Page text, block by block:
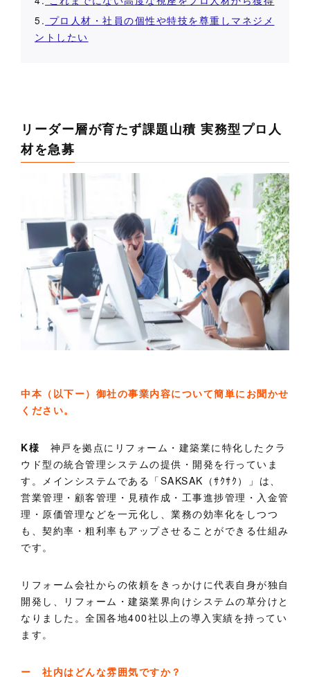
5. プロ人材・社員の個性や特技を尊重しマネジメ
ントしたい
リーダー層が育たず課題山積 実務型プロ人
材を急募
中本（以下ー）御社の事業内容について簡単にお聞かせ
ください。
K様 神戸を拠点にリフォーム・建築業に特化したクラ
ウド型の統合管理システムの提供・開発を行っていま
す。メインシステムである「SAKSAK（ｻｸｻｸ）」は、
営業管理・顧客管理・見積作成・工事進捗管理・入金管
理・原価管理などを一元化し、業務の効率化をしつつ
も、契約率・粗利率もアップさせることができる仕組み
です。
リフォーム会社からの依頼をきっかけに代表自身が独自
開発し、リフォーム・建築業界向けシステムの草分けと
なりました。全国各地400社以上の導入実績を持ってい
ます。
ー 社内はどんな雰囲気ですか？